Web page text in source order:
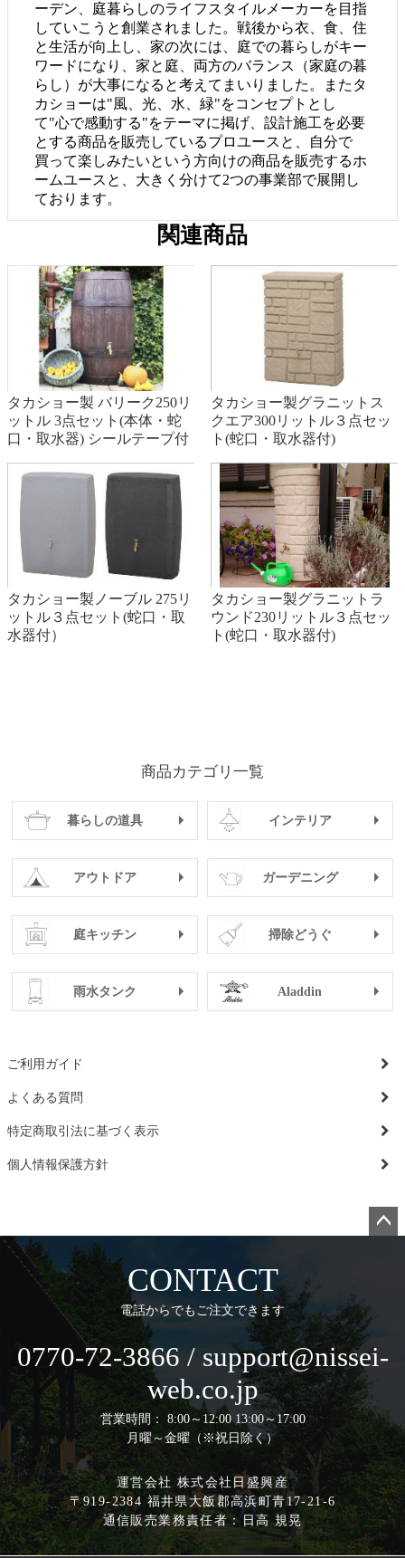
ーデン、庭暮らしのライフスタイルメーカーを目指
していこうと創業されました。戦後から衣、食、住
と生活が向上し、家の次には、庭での暮らしがキー
ワードになり、家と庭、両方のバランス（家庭の暮
らし）が大事になると考えてまいりました。またタ
カショーは"風、光、水、緑"をコンセプトとし
て"心で感動する"をテーマに掲げ、設計施工を必要
とする商品を販売しているプロユースと、自分で
買って楽しみたいという方向けの商品を販売するホ
ームユースと、大きく分けて2つの事業部で展開し
ております。
関連商品
タカショー製 バリーク250リ
ットル 3点セット(本体・蛇
口・取水器) シールテープ付
タカショー製グラニットス
クエア300リットル３点セッ
ト(蛇口・取水器付)
タカショー製ノーブル 275リ
ットル３点セット(蛇口・取
水器付）
タカショー製グラニットラ
ウンド230リットル３点セッ
ト(蛇口・取水器付)
商品カテゴリ一覧
暮らしの道具 インテリア
アウトドア ガーデニング
庭キッチン 掃除どうぐ
雨水タンク Aladdin
ご利用ガイド
よくある質問
特定商取引法に基づく表示
個人情報保護方針
CONTACT
電話からでもご注文できます
0770-72-3866 / support@nissei-
web.co.jp
営業時間： 8:00～12:00 13:00～17:00
月曜～金曜（※祝日除く）
運営会社 株式会社日盛興産
〒919-2384 福井県大飯郡高浜町青17-21-6
通信販売業務責任者：日高 規晃